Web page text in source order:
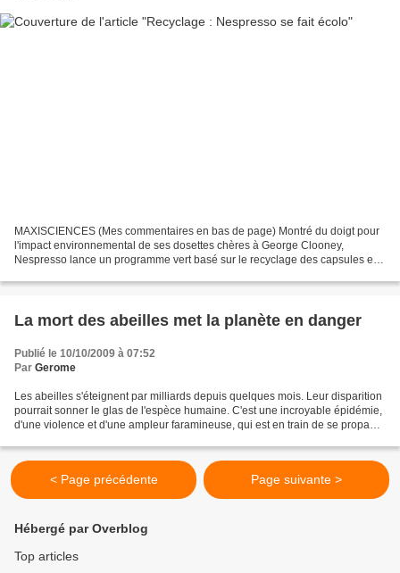
MAXISCIENCES (Mes commentaires en bas de page) Montré du doigt pour
l'impact environnemental de ses dosettes chères à George Clooney,
Nespresso lance un programme vert basé sur le recyclage des capsules en
La mort des abeilles met la planète en danger
Publié le 10/10/2009 à 07:52
Par Gerome
Les abeilles s'éteignent par milliards depuis quelques mois. Leur disparition
pourrait sonner le glas de l'espèce humaine. C'est une incroyable épidémie,
d'une violence et d'une ampleur faramineuse, qui est en train de se propager
< Page précédente Page suivante >
Hébergé par Overblog
Top articles